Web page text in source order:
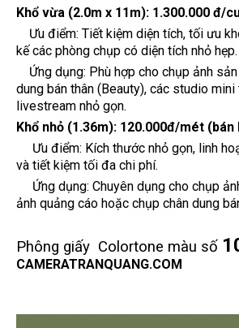
Khổ vừa (2.0m x 11m): 1.300.000 đ/
Ưu điểm: Tiết kiệm diện tích, tối ưu
kế các phòng chụp có diện tích nhỏ hẹp.
Ứng dụng: Phù hợp cho chụp ảnh
dung bán thân (Beauty), các studio
livestream nhỏ gọn.
Khổ nhỏ (1.36m): 120.000đ/mét (bán
Ưu điểm: Kích thước nhỏ gọn, linh
và tiết kiệm tối đa chi phí.
Ứng dụng: Chuyên dụng cho chụp
ảnh quảng cáo hoặc chụp chân dung
Phông giấy Colortone màu số
CAMERATRANQUANG.COM